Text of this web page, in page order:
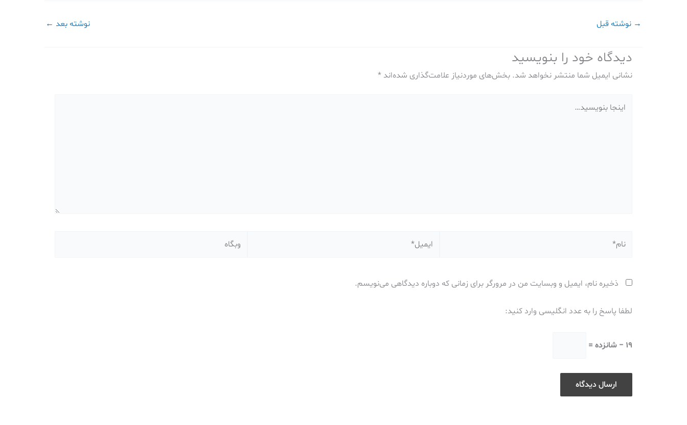
→ نوشته قبل نوشته بعد ←
دیدگاه‌ خود را بنویسید
نشانی ایمیل شما منتشر نخواهد شد. بخش‌های موردنیاز علامت‌گذاری شده‌اند *
بنویسید…
ذخیره نام، ایمیل و وبسایت من در مرورگر برای زمانی که دوباره دیدگاهی می‌نویسم.
لطفا پاسخ را به عدد انگلیسی وارد کنید:
19 − شانزده =